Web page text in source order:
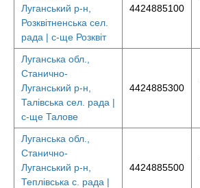
Луганський р-н,
Розквітненська сел.
рада | с-ще Розквіт
4424885100
Луганська обл.,
Станично-
Луганський р-н,
Талівська сел. рада |
с-ще Талове
4424885300
Луганська обл.,
Станично-
Луганський р-н,
Теплівська с. рада |
4424885500